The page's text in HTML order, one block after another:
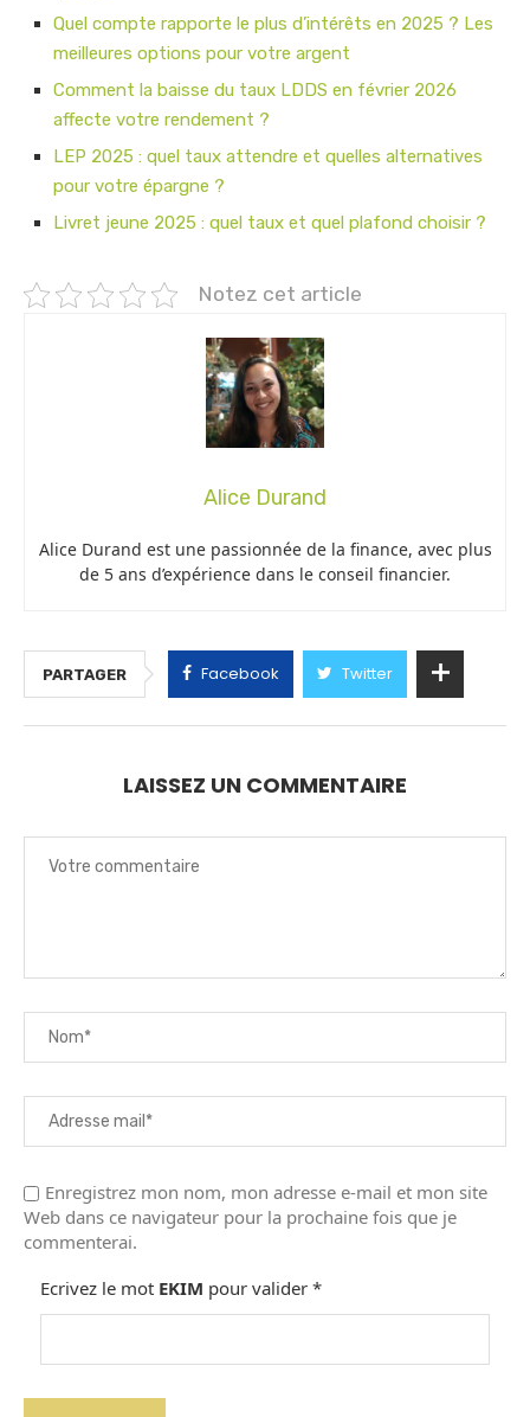
Quel compte rapporte le plus d’intérêts en 2025 ? Les
meilleures options pour votre argent
Comment la baisse du taux LDDS en février 2026
affecte votre rendement ?
LEP 2025 : quel taux attendre et quelles alternatives
pour votre épargne ?
Livret jeune 2025 : quel taux et quel plafond choisir ?
Notez cet article
Alice Durand
Alice Durand est une passionnée de la finance, avec plus
de 5 ans d’expérience dans le conseil financier.
PARTAGER Facebook Twitter
LAISSEZ UN COMMENTAIRE
Enregistrez mon nom, mon adresse e-mail et mon site
Web dans ce navigateur pour la prochaine fois que je
commenterai.
Ecrivez le mot EKIM pour valider *